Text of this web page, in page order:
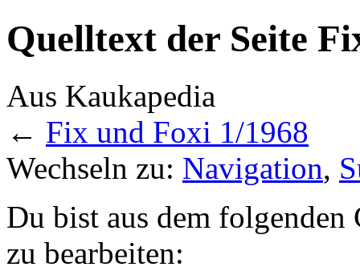
Quelltext der Seite
Aus Kaukapedia
← Fix und Foxi 1/1968
Wechseln zu: Navigation,
Du bist aus dem
zu bearbeiten: